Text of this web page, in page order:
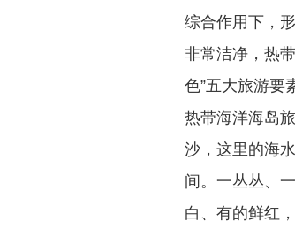
综合作用下，
非常洁净，热
色”五大旅游要
热带海洋海岛
沙，这里的海
间。一丛丛、
白、有的鲜红